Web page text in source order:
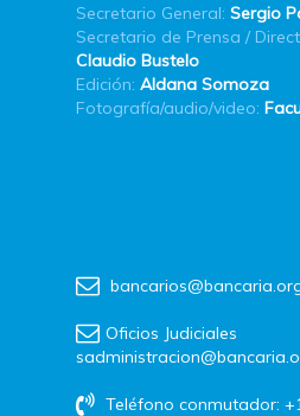
Secretario General: Sergio
Secretario de Prensa /
Claudio Bustelo
Edición: Aldana Somoza
Fotografía/audio/video:
Oficios Judiciales
Teléfono conmutador: